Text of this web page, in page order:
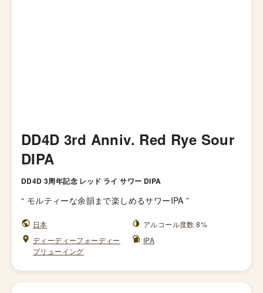
DD4D 3rd Anniv. Red Rye Sour
DIPA
DD4D 3周年記念 レッド ライ サワー DIPA
“ モルティーな余韻まで楽しめるサワーIPA ”
日本
アルコール度数 8%
ディーディーフォーディー
ブリューイング
IPA